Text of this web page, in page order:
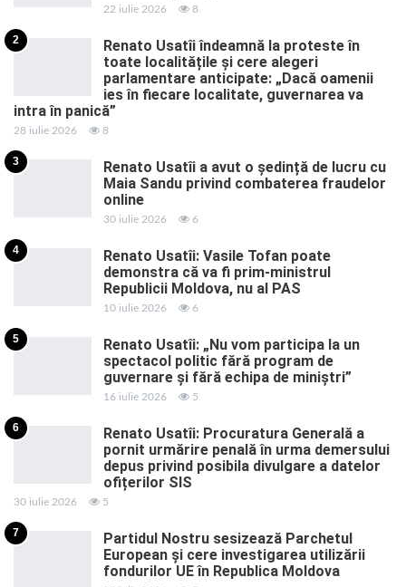
22 iulie 2026 8
2
Renato Usatîi îndeamnă la proteste în
toate localitățile și cere alegeri
parlamentare anticipate: „Dacă oamenii
ies în fiecare localitate, guvernarea va
intra în panică”
28 iulie 2026 8
3
Renato Usatîi a avut o ședință de lucru cu
Maia Sandu privind combaterea fraudelor
online
30 iulie 2026 6
4
Renato Usatîi: Vasile Tofan poate
demonstra că va fi prim-ministrul
Republicii Moldova, nu al PAS
10 iulie 2026 6
5
Renato Usatîi: „Nu vom participa la un
spectacol politic fără program de
guvernare și fără echipa de miniștri”
16 iulie 2026 5
6
Renato Usatîi: Procuratura Generală a
pornit urmărire penală în urma demersului
depus privind posibila divulgare a datelor
ofițerilor SIS
30 iulie 2026 5
7
Partidul Nostru sesizează Parchetul
European și cere investigarea utilizării
fondurilor UE în Republica Moldova